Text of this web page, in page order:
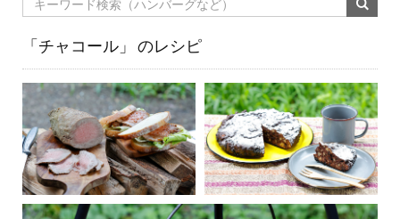
「チャコール」 のレシピ